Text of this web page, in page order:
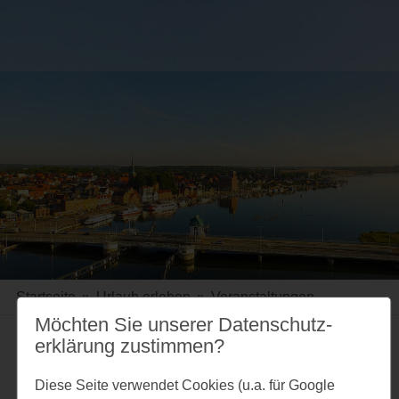
Startseite » Urlaub erleben » Veranstaltungen
Merkzettel
Möchten Sie unserer Datenschutz­
erklärung zustimmen?
Diese Seite verwendet Cookies (u.a. für Google